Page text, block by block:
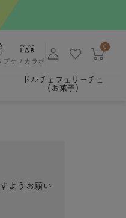
プケユカラボ
0
ドルチェフェリーチェ
（お菓子）
ようお願い